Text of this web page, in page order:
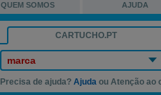
QUEM SOMOS AJUDA
CARTUCHO.PT
marca
Precisa de ajuda?Ajuda ou Atenção ao